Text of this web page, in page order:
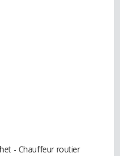
- Chauffeur routier